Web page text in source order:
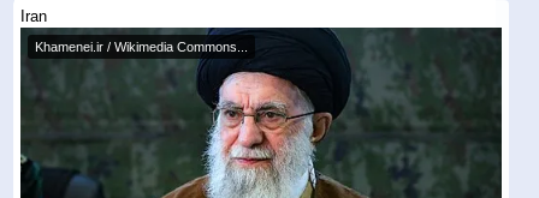
Iran
Khamenei.ir / Wikimedia Commons...